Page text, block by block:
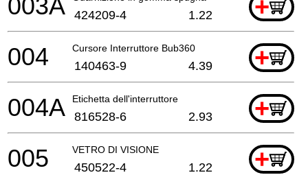
+
003A 424209-4 1.22
Cursore Interruttore Bub360 +
004 140463-9 4.39
Etichetta dell'interruttore +
004A 816528-6 2.93
VETRO DI VISIONE +
005 450522-4 1.22